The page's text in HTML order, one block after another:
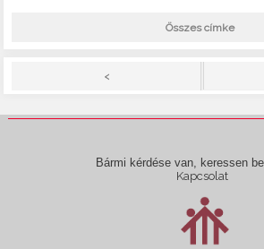
Összes címke
<
Bármi kérdése van, keressen
Kapcsolat